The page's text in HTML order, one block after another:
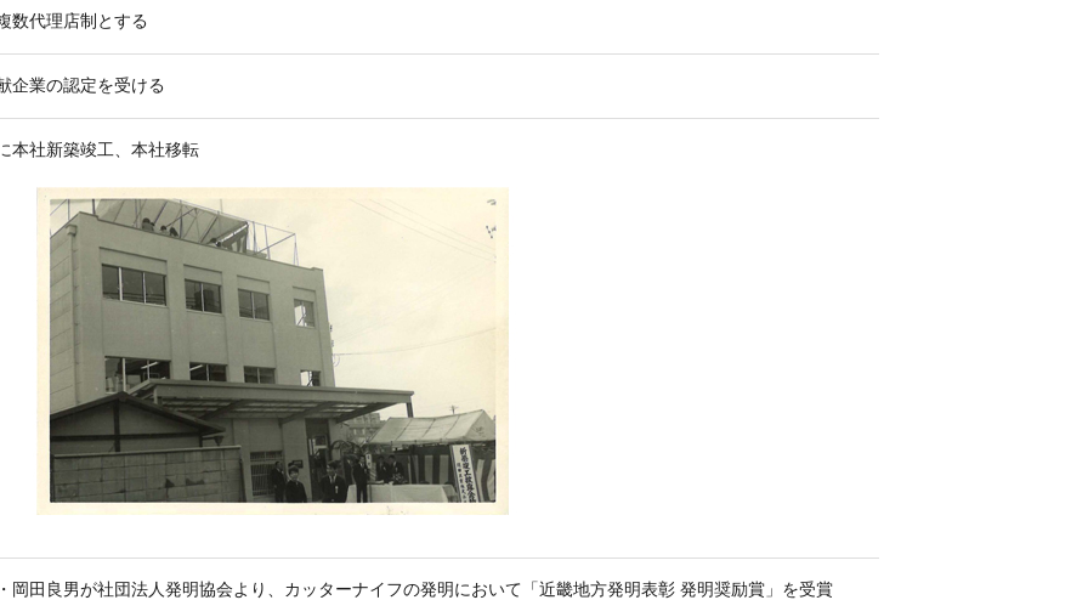
数代理店制とする
企業の認定を受ける
本社新築竣工、本社移転
岡田良男が社団法人発明協会より、カッターナイフの発明において「近畿地方発明表彰 発明奨励賞」を受賞